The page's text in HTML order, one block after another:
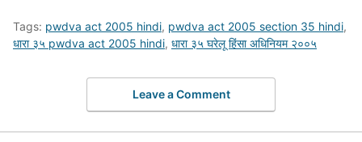
Tags: pwdva act 2005 hindi, pwdva act 2005 section 35 hindi,
धारा ३५ pwdva act 2005 hindi, धारा ३५ घरेलू हिंसा अधिनियम २००५
Leave a Comment